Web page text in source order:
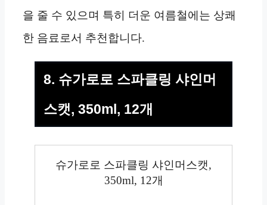
을 줄 수 있으며 특히 더운 여름철에는 상쾌
한 음료로서 추천합니다.
8. 슈가로로 스파클링 샤인머
스캣, 350ml, 12개
슈가로로 스파클링 샤인머스캣,
350ml, 12개